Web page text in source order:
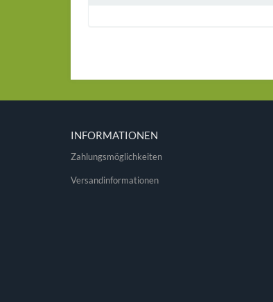
INFORMATIONEN
Zahlungsmöglichkeiten
Versandinformationen